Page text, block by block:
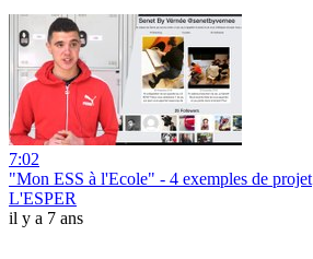
7:02
"Mon ESS à l'Ecole" - 4 exemples de projet
L'ESPER
il y a 7 ans